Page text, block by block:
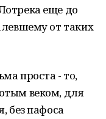
еще до
от таких
проста - то,
веком, для
без пафоса